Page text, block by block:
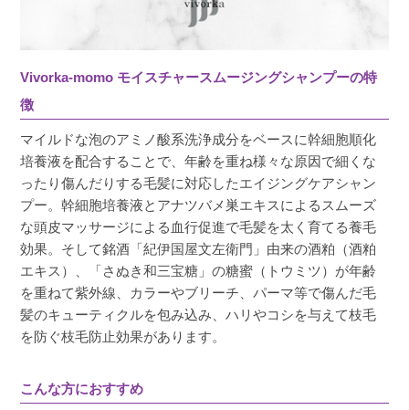
・洗髪時の抜け毛が圧倒的に減った。
・雨の日でも頭頂部の髪がうねらない
リートメントとシャンプーと組み合わせて使う
風呂っ子りー 購入者
東京都
投稿日
2023/10/10
もともと髪質改善専門の美容院のシャンプー、
し、うねりも改善傾向でした。しかし、温泉の
お風呂に置いているシャンプー、リンスを使う
Vivorka-momo モイスチャースムージングシャンプーの特
徴
マイルドな泡のアミノ酸系洗浄成分をベースに幹細胞順化
培養液を配合することで、年齢を重ね様々な原因で細くな
ったり傷んだりする毛髪に対応したエイジングケアシャン
プー。幹細胞培養液とアナツバメ巣エキスによるスムーズ
な頭皮マッサージによる血行促進で毛髪を太く育てる養毛
効果。そして銘酒「紀伊国屋文左衛門」由来の酒粕（酒粕
エキス）、「さぬき和三宝糖」の糖蜜（トウミツ）が年齢
を重ねて紫外線、カラーやブリーチ、パーマ等で傷んだ毛
髪のキューティクルを包み込み、ハリやコシを与えて枝毛
を防ぐ枝毛防止効果があります。
こんな方におすすめ